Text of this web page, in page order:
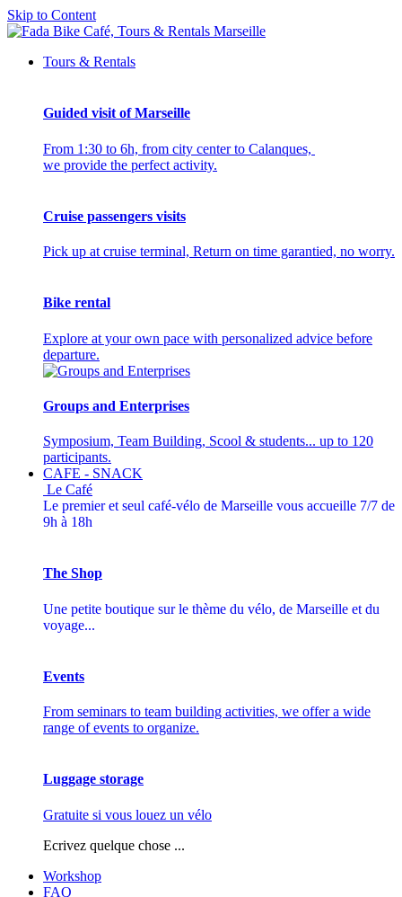
Skip to Content
Tours & Rentals
Guided visit of Marseille
From 1:30 to 6h, from city center to Calanques,
we provide the perfect activity.
Cruise passengers visits
Pick up at cruise terminal, Return on time garantied, no worry.
Bike rental
Explore at your own pace with personalized advice before
departure.
Groups and Enterprises
Symposium, Team Building, Scool & students... up to 120
participants.
CAFE - SNACK
Le Café
Le premier et seul café-vélo de Marseille vous accueille 7/7 de
9h à 18h
The Shop
Une petite boutique sur le thème du vélo, de Marseille et du
voyage...
Events
From seminars to team building activities, we offer a wide
range of events to organize.
Luggage storage
Gratuite si vous louez un vélo
Ecrivez quelque chose ...
Workshop
FAQ